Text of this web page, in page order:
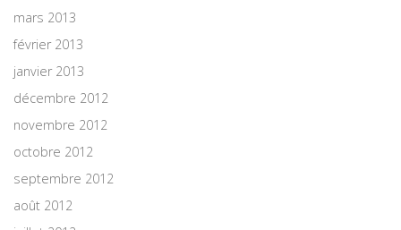
mars 2013
février 2013
janvier 2013
décembre 2012
novembre 2012
octobre 2012
septembre 2012
août 2012